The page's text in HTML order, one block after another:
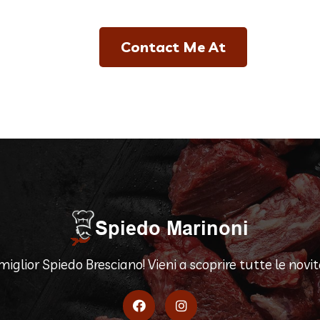
Contact Me At
Spiedo Bresciano! Vieni a scoprire tutte le